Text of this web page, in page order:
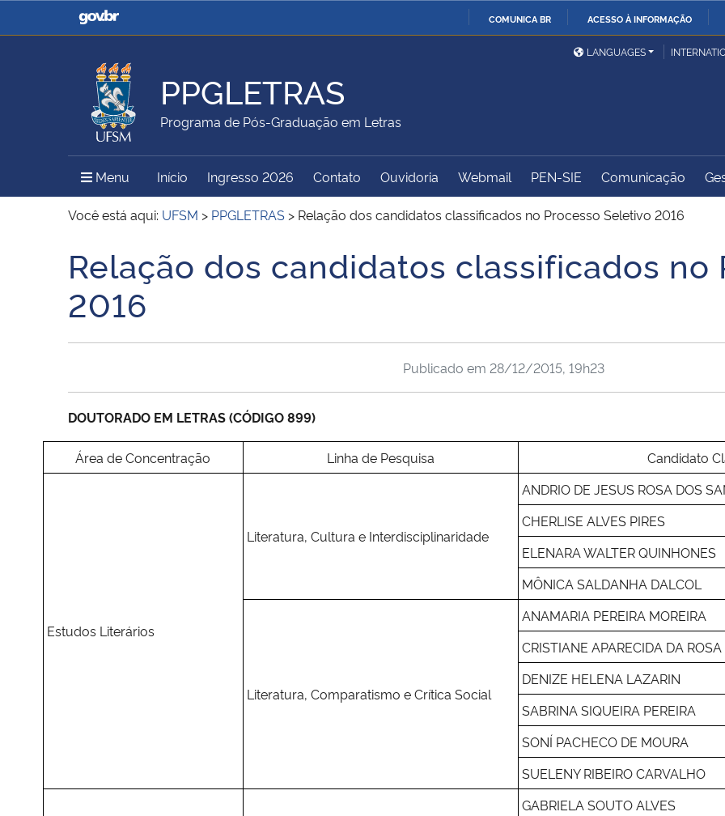
COMUNICA BR ACESSO À INFORMAÇÃO
Casa Civil
Ministério da Justiça e
Ministério da Defesa
Ministério das Relações
Exteriores
Ministério da Agricultura,
Pecuária e Abastecimento
Ministério da Educação
Ministério do Meio Ambiente Ministério do Turismo
Ministério do
Desenvolvimento Regional
Controladoria-Geral da
União
Secretaria de Governo
Gabinete de Segurança
Advocacia-Geral da União Banco Central do Brasil
LANGUAGES
PPGLETRAS
Programa de Pós-Graduação em Letras
Menu Menu Principal do Sítio
Início Ingresso 2026 Contato Ouvidoria Webmail PEN-SIE Comunicação
Você está aqui: UFSM > PPGLETRAS > Relação dos candidatos classificados no Processo Seletivo 2016
Início do conteúdo
Relação dos candidatos classificados no
2016
Publicado em 28/12/2015, 19h23
DOUTORADO EM LETRAS (CÓDIGO 899)
Área de Concentração Linha de Pesquisa Candidato
Estudos Literários
Literatura, Cultura e Interdisciplinaridade
ANDRIO DE JESUS ROSA DOS
CHERLISE ALVES PIRES
ELENARA WALTER QUINHONES
MÔNICA SALDANHA DALCOL
Literatura, Comparatismo e Crítica Social
ANAMARIA PEREIRA MOREIRA
CRISTIANE APARECIDA DA ROSA
DENIZE HELENA LAZARIN
SABRINA SIQUEIRA PEREIRA
SONÍ PACHECO DE MOURA
SUELENY RIBEIRO CARVALHO
GABRIELA SOUTO ALVES